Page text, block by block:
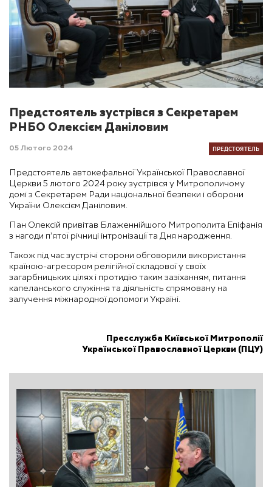
Предстоятель зустрівся з Секретарем
РНБО Олексієм Даніловим
05 Лютого 2024 ПРЕДСТОЯТЕЛЬ
Предстоятель автокефальної Української Православної
Церкви 5 лютого 2024 року зустрівся у Митрополичому
домі з Секретарем Ради національної безпеки і оборони
України Олексієм Даніловим.
Пан Олексій привітав Блаженнійшого Митрополита Епіфанія
з нагоди п’ятої річниці інтронізації та Дня народження.
Також під час зустрічі сторони обговорили використання
країною-агресором релігійної складової у своїх
загарбницьких цілях і протидію таким зазіханням, питання
капеланського служіння та діяльність спрямовану на
залучення міжнародної допомоги Україні.
Пресслужба Київської Митрополії
Української Православної Церкви (ПЦУ)